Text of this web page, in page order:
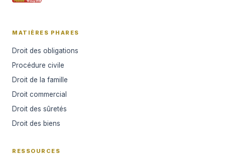
MATIÈRES PHARES
Droit des obligations
Procédure civile
Droit de la famille
Droit commercial
Droit des sûretés
Droit des biens
RESSOURCES